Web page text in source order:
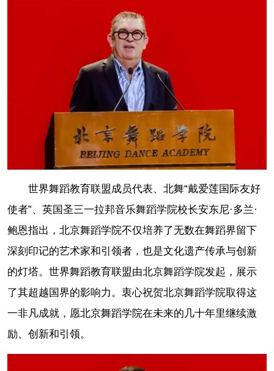
世界舞蹈教育联盟成员代表、北舞“戴爱莲国际友好
使者”、英国圣三一拉邦音乐舞蹈学院校长安东尼·多兰·
鲍恩指出，北京舞蹈学院不仅培养了无数在舞蹈界留下
深刻印记的艺术家和引领者，也是文化遗产传承与创新
的灯塔。世界舞蹈教育联盟由北京舞蹈学院发起，展示
了其超越国界的影响力。衷心祝贺北京舞蹈学院取得这
一非凡成就，愿北京舞蹈学院在未来的几十年里继续激
励、创新和引领。